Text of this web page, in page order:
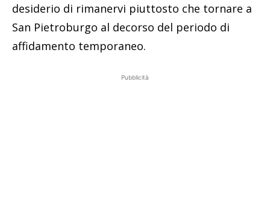
desiderio di rimanervi piuttosto che tornare a
San Pietroburgo al decorso del periodo di
affidamento temporaneo.
Pubblicità